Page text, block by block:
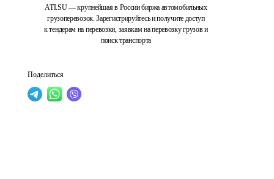
ATI.SU — крупнейшая в России биржа автомобильных
грузоперевозок. Зарегистрируйтесь и получите доступ
к тендерам на перевозки, заявкам на перевозку грузов и
поиск транспорта
Поделиться